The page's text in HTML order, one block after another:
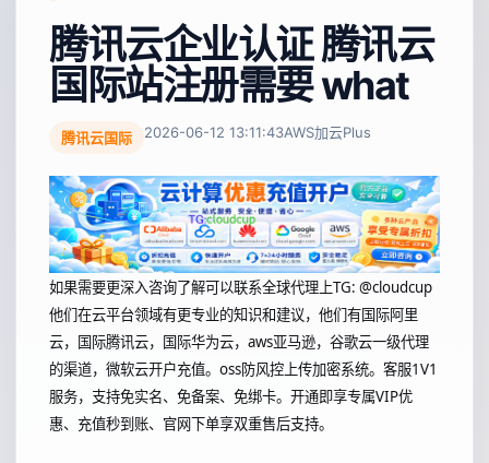
腾讯云企业认证 腾讯云
国际站注册需要 what
腾讯云国际 2026-06-12 13:11:43AWS加云Plus
如果需要更深入咨询了解可以联系全球代理上TG: @cloudcup
他们在云平台领域有更专业的知识和建议，他们有国际阿里
云，国际腾讯云，国际华为云，aws亚马逊，谷歌云一级代理
的渠道，微软云开户充值。oss防风控上传加密系统。客服1V1
服务，支持免实名、免备案、免绑卡。开通即享专属VIP优
惠、充值秒到账、官网下单享双重售后支持。